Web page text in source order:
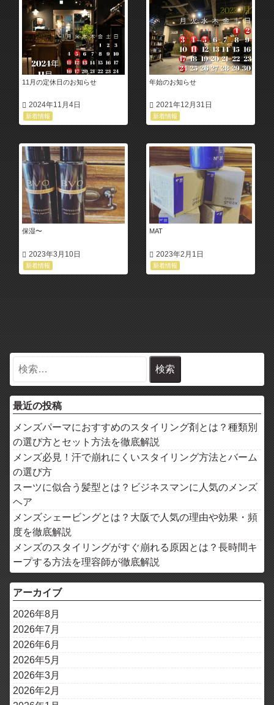
11月の定休日のお知らせ
2024年11月4日
新着情報
年始のお知らせ
2021年12月31日
新着情報
保湿〜
2023年3月10日
新着情報
MAT
2023年2月1日
新着情報
最近の投稿
メンズパーマにおすすめのスタイリング剤とは？種類別
の選び方とセット方法を徹底解説
メンズ必見！汗で崩れにくいスタイリング方法とバーム
の選び方
スーツに似合う髪型とは？ビジネスマンに人気のメンズ
ヘア
メンズシェービングとは？大阪で人気の理由や効果・頻
度を徹底解説
メンズのスタイリングがすぐ崩れる原因とは？長時間キ
ープする方法を理容師が徹底解説
アーカイブ
2026年8月
2026年7月
2026年6月
2026年5月
2026年3月
2026年2月